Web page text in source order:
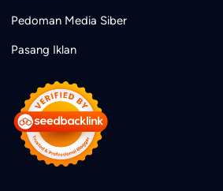
Pedoman Media Siber
Pasang Iklan